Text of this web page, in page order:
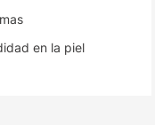
en la piel